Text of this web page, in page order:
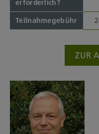
erforderlich?
Teilnahmegebühr
ZUR